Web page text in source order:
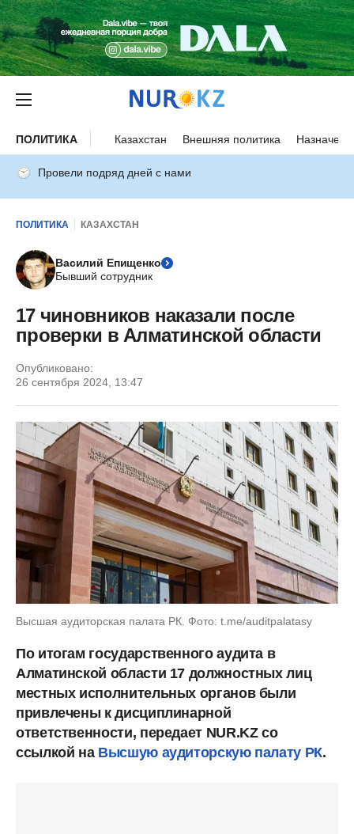
ПОЛИТИКА Казахстан Внешняя политика
Провели подряд дней с нами
ПОЛИТИКА КАЗАХСТАН
Василий Епищенко
Бывший сотрудник
17 чиновников наказали после
проверки в Алматинской области
Опубликовано:
26 сентября 2024, 13:47
Высшая аудиторская палата РК. Фото: t.me/auditpalatasy
По итогам государственного аудита в
Алматинской области 17 должностных лиц
местных исполнительных органов были
привлечены к дисциплинарной
ответственности, передает NUR.KZ со
ссылкой на Высшую аудиторскую палату РК.